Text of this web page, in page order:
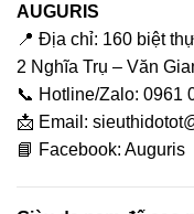
AUGURIS
📍 Địa chỉ: 160 biệt
2 Nghĩa Trụ – Văn
📞 Hotline/Zalo: 0961
📩 Email:
📘 Facebook: Auguris